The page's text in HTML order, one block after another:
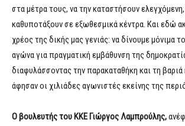
στα μέτρα τους, να την καταστήσουν
καθυποτάξουν σε εξωθεσμικά κέντρα. Και εδώ
χρέος της δικής μας γενιάς: να δίνουμε μόνιμα
αγώνα για πραγματική εμβάθυνση της
διαφυλάσσοντας την παρακαταθήκη και τη
άφησαν οι χιλιάδες αγωνιστές εκείνης της
Ο βουλευτής του ΚΚΕ Γιώργος Λαμπρούλης,